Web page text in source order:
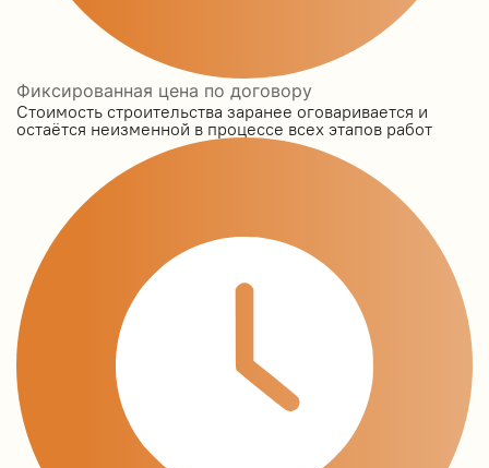
Фиксированная цена по договору
Стоимость строительства заранее оговаривается и
остаётся неизменной в процессе всех этапов работ